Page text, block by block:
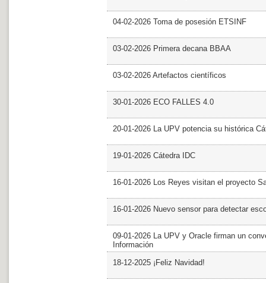
04-02-2026 Toma de posesión ETSINF
03-02-2026 Primera decana BBAA
03-02-2026 Artefactos científicos
30-01-2026 ECO FALLES 4.0
20-01-2026 La UPV potencia su histórica
19-01-2026 Cátedra IDC
16-01-2026 Los Reyes visitan el proyecto
16-01-2026 Nuevo sensor para detectar
09-01-2026 La UPV y Oracle firman un
Información
18-12-2025 ¡Feliz Navidad!